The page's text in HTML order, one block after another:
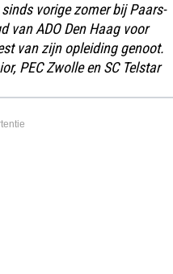
vorige zomer bij Paars-
van ADO Den Haag voor
van zijn opleiding genoot.
PEC Zwolle en SC Telstar